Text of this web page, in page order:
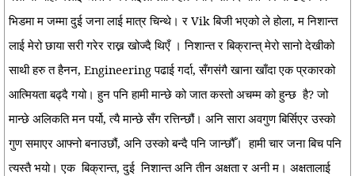
भिडमा म जम्मा दुई जना लाई मात्र चिन्थे। र Vik बिजी भएको ले होला, म निशान्त
लाई मेरो छाया सरी गरेर राख्न खोज्दै थिएँ । निशान्त र बिक्रान्त् मेरो सानो देखीको
साथी हरु त हैनन, Engineering पढाई गर्दा, सँगसंगै खाना खाँदा एक प्रकारको
आत्मियता बढ्दै गयो। हुन पनि हामी मान्छे को जात कस्तो अचम्म को हुन्छ है? जो
मान्छे अलिकति मन पर्यो, त्यै मान्छे सँग रत्तिन्छौं। अनि सारा अवगुण बिर्सिएर उस्को
गुण समाएर आफ्नो बनाउछौं, अनि उस्को बन्दै पनि जान्छौँ। हामी चार जना बिच पनि
त्यस्तै भयो। एक बिक्रान्त, दुई निशान्त अनि तीन अक्षता र अनी म। अक्षतालाई